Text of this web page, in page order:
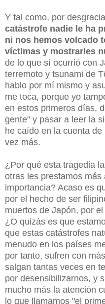
Y tal como, por
catástrofe nadie le ha
ni nos hemos volcado
víctimas y mostrarles
de lo que sí ocurrió con
terremoto y tsunami de
hablo por mí mismo y
me toca, porque yo
en estos primeros días,
gente" y pasar a leer la
he caído en la cuenta
vez más.
¿Por qué esta tragedia
otras les prestamos
importancia? Acaso es
por el hecho de ser
muertos de Japón, por
¿O quizás es que
que estas catástrofes
menudo en los países
por tanto, sufren con
salgan tantas veces en
por desensibilizarnos, y
mucho más la atención
lo que llamamos "el